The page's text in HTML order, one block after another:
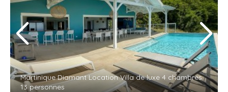
Martinique Diamant Location Villa de luxe 4 chambres
13 personnes